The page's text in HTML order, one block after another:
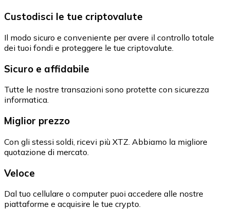
Custodisci le tue criptovalute
Il modo sicuro e conveniente per avere il controllo totale
dei tuoi fondi e proteggere le tue criptovalute.
Sicuro e affidabile
Tutte le nostre transazioni sono protette con sicurezza
informatica.
Miglior prezzo
Con gli stessi soldi, ricevi più XTZ. Abbiamo la migliore
quotazione di mercato.
Veloce
Dal tuo cellulare o computer puoi accedere alle nostre
piattaforme e acquisire le tue crypto.